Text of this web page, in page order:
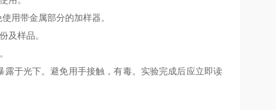
用带金属部分的加样器。
及样品。
于光下。避免用手接触，有毒。实验完成后应立即读